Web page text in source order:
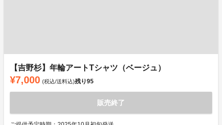
【吉野杉】年輪アートTシャツ（ベージュ）
¥7,000 (税込/送料込)残り95
販売終了